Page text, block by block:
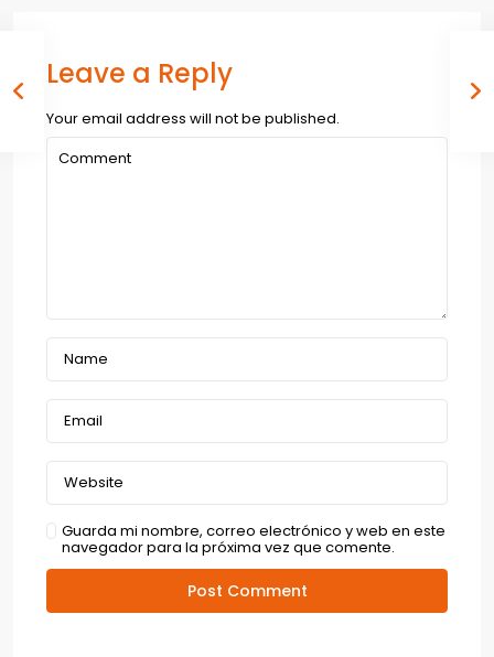
Leave a Reply
Your email address will not be published.
Guarda mi nombre, correo electrónico y web en este
navegador para la próxima vez que comente.